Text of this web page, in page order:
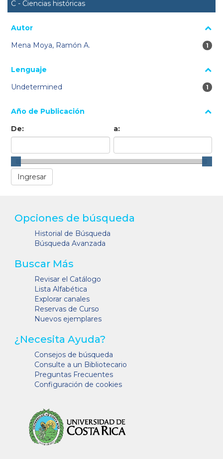
C - Ciencias históricas
Autor
Mena Moya, Ramón A.
1
1
Lenguaje
Undetermined
1
1
Año de Publicación
De:
a:
Opciones de búsqueda
Historial de Búsqueda
Búsqueda Avanzada
Buscar Más
Revisar el Catálogo
Lista Alfabética
Explorar canales
Reservas de Curso
Nuevos ejemplares
¿Necesita Ayuda?
Consejos de búsqueda
Consulte a un Bibliotecario
Preguntas Frecuentes
Configuración de cookies